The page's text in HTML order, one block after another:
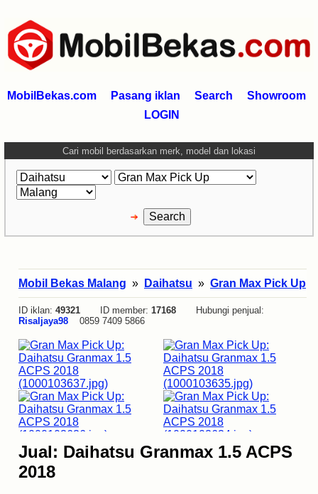
MobilBekas.com Pasang iklan Search
Showroom
LOGIN
Cari mobil berdasarkan merk, model dan lokasi
Mobil Bekas Malang » Daihatsu » Gran Max Pick Up
ID iklan: 49321 ID member: 17168 Hubungi penjual:
Risaljaya98
0859 7409 5866
Jual: Daihatsu Granmax 1.5 ACPS
2018